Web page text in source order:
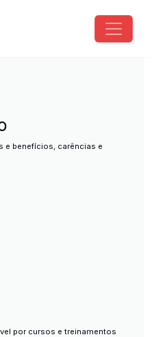
Comercial
e benefícios, carências e
por cursos e treinamentos